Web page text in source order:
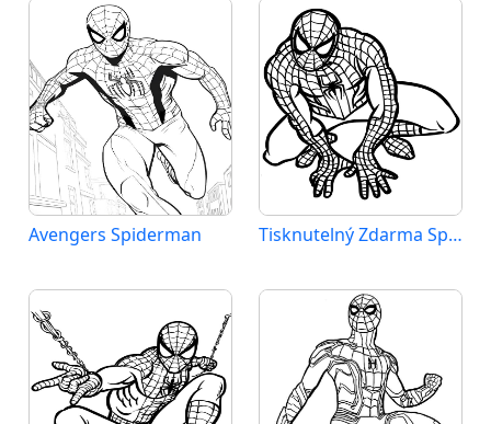
Avengers Spiderman Tisknutelný Zdarma Spiderman